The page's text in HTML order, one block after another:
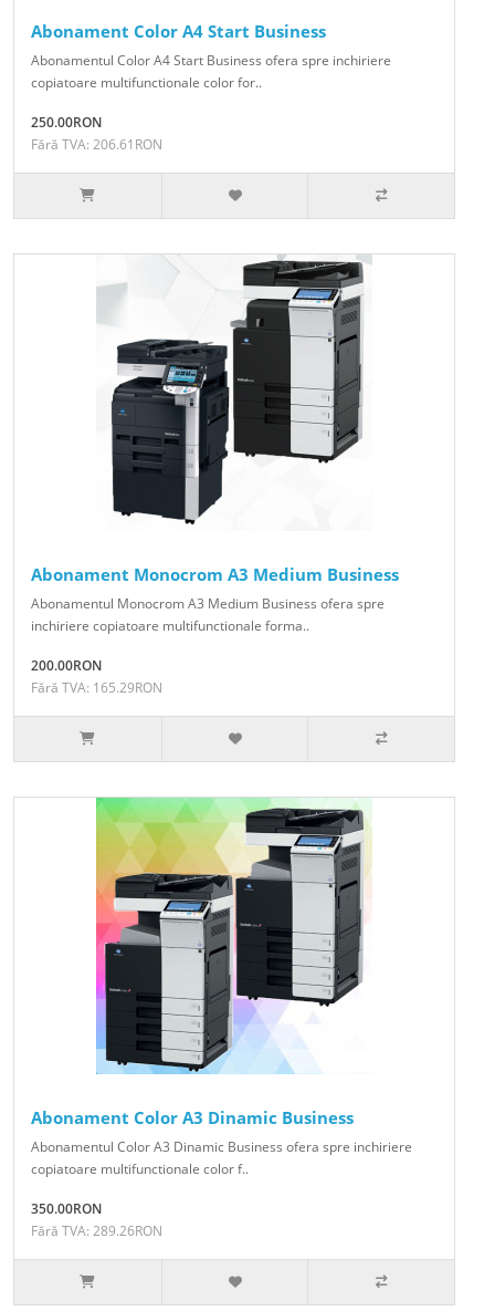
Abonament Color A4 Start Business
Abonamentul Color A4 Start Business ofera spre inchiriere
copiatoare multifunctionale color for..
250.00RON
Fără TVA: 206.61RON
Abonament Monocrom A3 Medium Business
Abonamentul Monocrom A3 Medium Business ofera spre
inchiriere copiatoare multifunctionale forma..
200.00RON
Fără TVA: 165.29RON
Abonament Color A3 Dinamic Business
Abonamentul Color A3 Dinamic Business ofera spre inchiriere
copiatoare multifunctionale color f..
350.00RON
Fără TVA: 289.26RON